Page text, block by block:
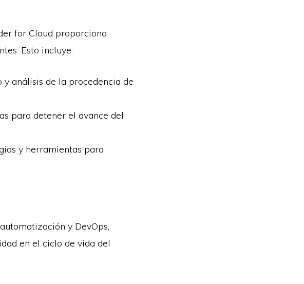
for Cloud proporciona
Esto incluye:
y análisis de la procedencia de
para detener el avance del
y herramientas para
y DevOps,
en el ciclo de vida del